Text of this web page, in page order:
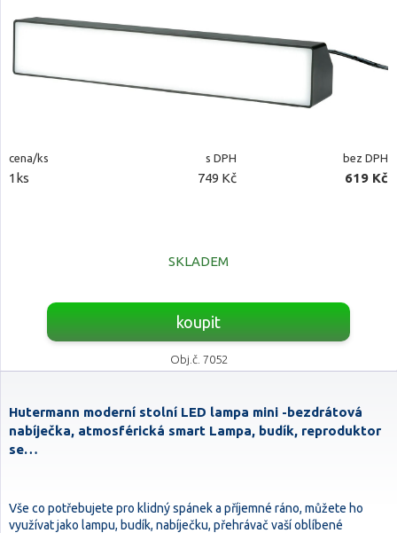
cena/ks s DPH bez DPH
1ks 749 Kč 619 Kč
SKLADEM
koupit
Obj.č. 7052
Hutermann moderní stolní LED lampa mini -bezdrátová
nabíječka, atmosférická smart Lampa, budík, reproduktor
se…
Vše co potřebujete pro klidný spánek a příjemné ráno, můžete ho
využívat jako lampu, budík, nabíječku, přehrávač vaší oblíbené